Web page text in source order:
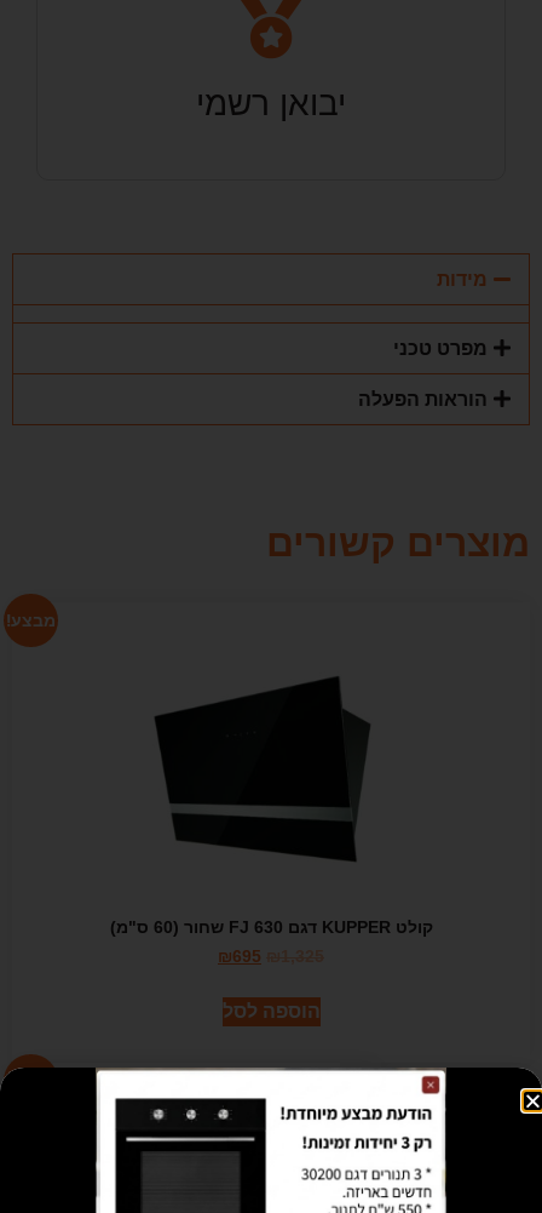
יבואן רשמי
מידות
מפרט טכני
הוראות הפעלה
מוצרים קשורים
מבצע!
קולט KUPPER דגם 630 FJ שחור (60 ס"מ)
₪695
הוספה לסל
מבצע!